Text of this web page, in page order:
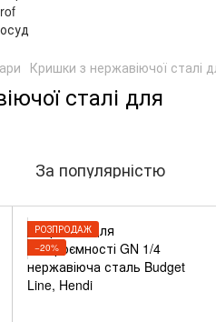
Кришки з нержавіючої сталі
сталі для
За популярністю
РОЗПРОДАЖ
−20%